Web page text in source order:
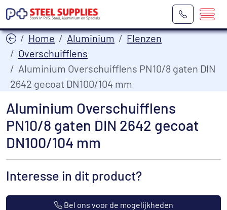
Home Aluminium
Flenzen
Overschuifflens
Aluminium Overschuifflens PN10/8 gaten DIN
2642 gecoat DN100/104 mm
Aluminium Overschuifflens
PN10/8 gaten DIN 2642 gecoat
DN100/104 mm
Interesse in dit product?
Bel ons voor de mogelijkheden